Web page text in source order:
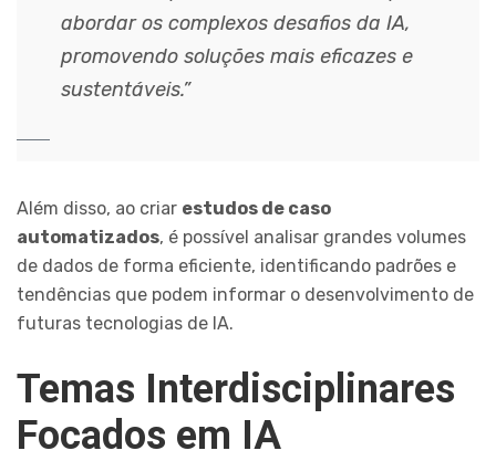
abordar os complexos desafios da IA,
promovendo soluções mais eficazes e
sustentáveis.”
Além disso, ao criar estudos de caso
automatizados, é possível analisar grandes volumes
de dados de forma eficiente, identificando padrões e
tendências que podem informar o desenvolvimento de
futuras tecnologias de IA.
Temas Interdisciplinares
Focados em IA